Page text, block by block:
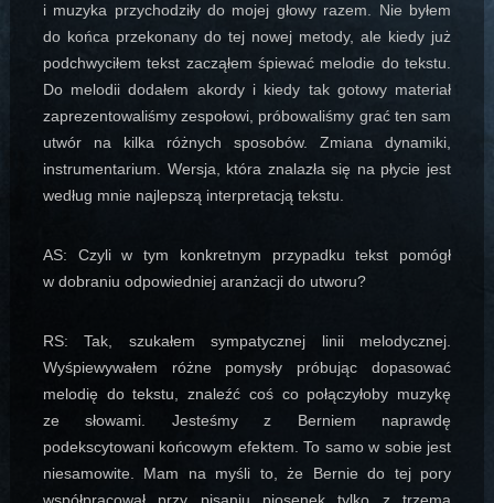
i muzyka przychodziły do mojej głowy razem. Nie byłem
do końca przekonany do tej nowej metody, ale kiedy już
podchwyciłem tekst zacząłem śpiewać melodie do tekstu.
Do melodii dodałem akordy i kiedy tak gotowy materiał
zaprezentowaliśmy zespołowi, próbowaliśmy grać ten sam
utwór na kilka różnych sposobów. Zmiana dynamiki,
instrumentarium. Wersja, która znalazła się na płycie jest
według mnie najlepszą interpretacją tekstu.
AS: Czyli w tym konkretnym przypadku tekst pomógł
w dobraniu odpowiedniej aranżacji do utworu?
RS: Tak, szukałem sympatycznej linii melodycznej.
Wyśpiewywałem różne pomysły próbując dopasować
melodię do tekstu, znaleźć coś co połączyłoby muzykę
ze słowami. Jesteśmy z Berniem naprawdę
podekscytowani końcowym efektem. To samo w sobie jest
niesamowite. Mam na myśli to, że Bernie do tej pory